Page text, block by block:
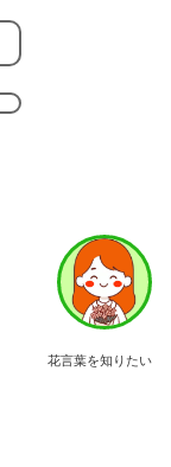
花言葉を知りたい